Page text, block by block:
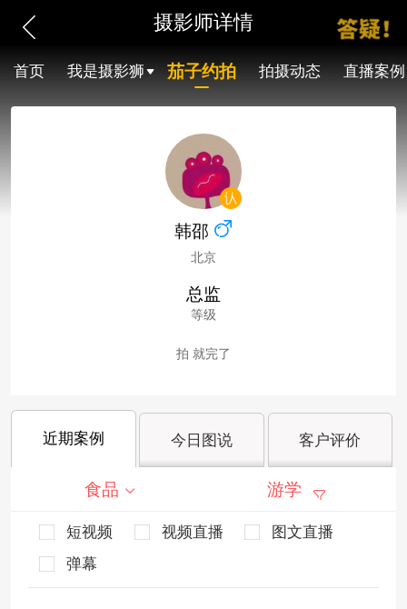
摄影师详情
首页 我是摄影狮 茄子约拍 拍摄动态 直播案例
韩邵
北京
总监
等级
拍 就完了
近期案例 今日图说 客户评价
食品 游学
短视频 视频直播
图文直播
弹幕